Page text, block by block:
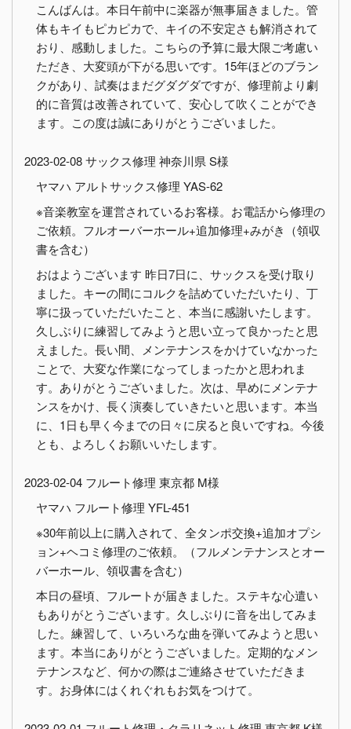
こんばんは。本日午前中に楽器が無事届きました。管
体もキイもピカピカで、キイの不安定さも解消されて
おり、感動しました。こちらの予算に最大限ご考慮い
ただき、大変頭が下がる思いです。15年ほどのブラン
クがあり、試奏はまだグダグダですが、修理前より劇
的に音質は改善されていて、安心して吹くことができ
ます。この度は誠にありがとうございました。
2023-02-08 サックス修理 神奈川県 S様
ヤマハ アルトサックス修理 YAS-62
※音楽教室を運営されているお客様。お電話から修理の
ご依頼。フルオーバーホール+追加修理+みがき（領収
書を含む）
おはようございます 昨日7日に、サックスを受け取り
ました。キーの間にコルクを詰めていただいたり、丁
寧に扱っていただいたこと、本当に感謝いたします。
久しぶりに練習してみようと思い立って良かったと思
えました。長い間、メンテナンスをかけていなかった
ことで、大変な作業になってしまったかと思われま
す。ありがとうございました。次は、早めにメンテナ
ンスをかけ、長く演奏していきたいと思います。本当
に、1日も早く今までの日々に戻ると良いですね。今後
とも、よろしくお願いいたします。
2023-02-04 フルート修理 東京都 M様
ヤマハ フルート修理 YFL-451
※30年前以上に購入されて、全タンポ交換+追加オプシ
ョン+ヘコミ修理のご依頼。（フルメンテナンスとオー
バーホール、領収書を含む）
本日の昼頃、フルートが届きました。ステキな心遣い
もありがとうございます。久しぶりに音を出してみま
した。練習して、いろいろな曲を弾いてみようと思い
ます。本当にありがとうございました。定期的なメン
テナンスなど、何かの際はご連絡させていただきま
す。お身体にはくれぐれもお気をつけて。